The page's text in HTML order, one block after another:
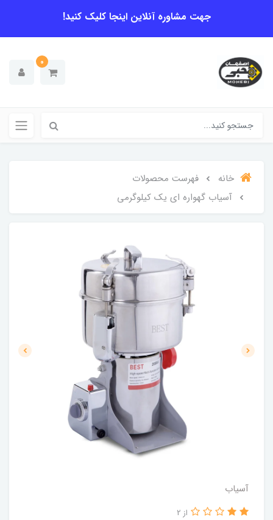
جهت مشاوره آنلاین اینجا کلیک کنید!
0
خانه
فهرست محصولات
آسیاب گهواره ای یک کیلوگرمی
آسیاب
از 2